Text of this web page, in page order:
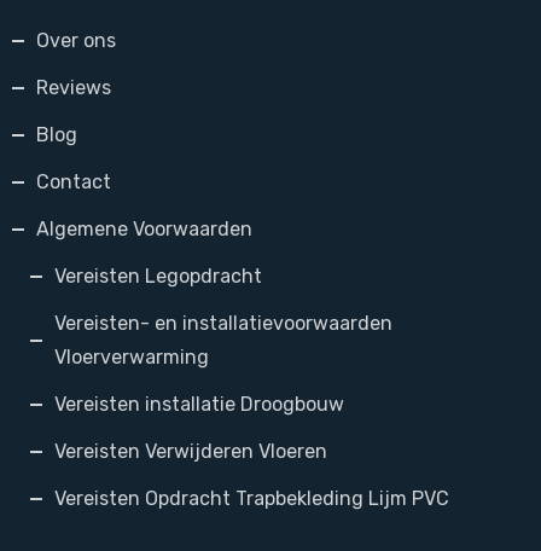
Over ons
Reviews
Blog
Contact
Algemene Voorwaarden
Vereisten Legopdracht
Vereisten- en installatievoorwaarden
Vloerverwarming
Vereisten installatie Droogbouw
Vereisten Verwijderen Vloeren
Vereisten Opdracht Trapbekleding Lijm PVC